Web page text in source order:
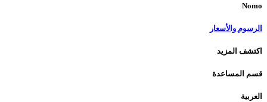
Nomo
الرسوم والأسعار
اكتشف المزيد
قسم المساعدة
العربية